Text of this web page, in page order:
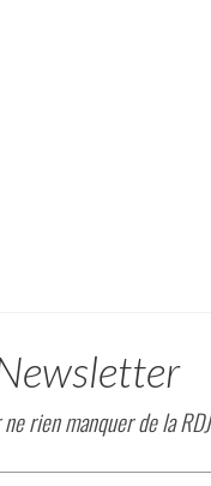
rien manquer de la RDJ